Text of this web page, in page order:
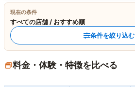
現在の条件
すべての店舗 / おすすめ順
条件を絞り込む
料金・体験・特徴を比べる